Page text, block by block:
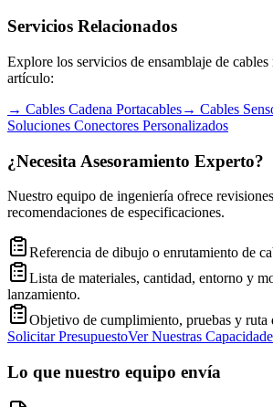
Servicios Relacionados
Explore los servicios de ensamblaje de cables
artículo:
→ Cables Cadena Portacables→ Cables
Soluciones Conectores Personalizados
¿Necesita Asesoramiento Experto?
Nuestro equipo de ingeniería ofrece
recomendaciones de especificaciones.
Referencia de dibujo o enrutamiento de
Lista de materiales, cantidad, entorno y
lanzamiento.
Objetivo de cumplimiento, pruebas y ruta
Solicitar PresupuestoVer Nuestras
Lo que nuestro equipo envía